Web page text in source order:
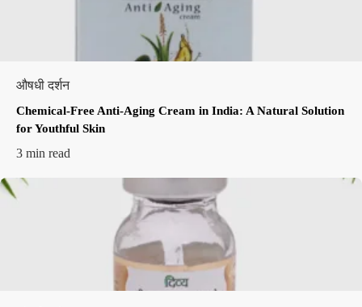
औषधी दर्शन
Chemical-Free Anti-Aging Cream in India: A Natural Solution
for Youthful Skin
3 min read